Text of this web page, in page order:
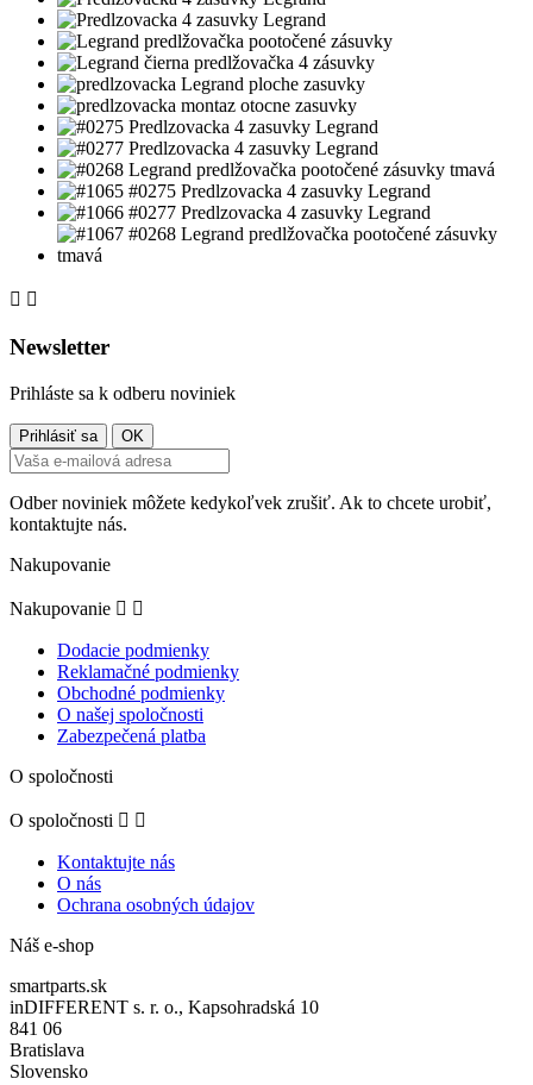
 
Newsletter
Prihláste sa k odberu noviniek
Odber noviniek môžete kedykoľvek zrušiť. Ak to chcete urobiť,
kontaktujte nás.
Nakupovanie
Nakupovanie  
Dodacie podmienky
Reklamačné podmienky
Obchodné podmienky
O našej spoločnosti
Zabezpečená platba
O spoločnosti
O spoločnosti  
Kontaktujte nás
O nás
Ochrana osobných údajov
Náš e-shop
smartparts.sk
inDIFFERENT s. r. o., Kapsohradská 10
841 06
Bratislava
Slovensko